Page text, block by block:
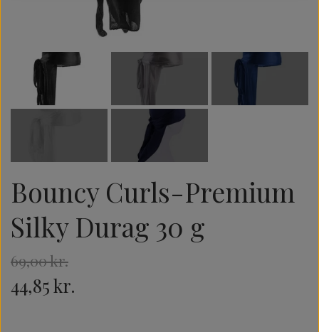
Bouncy Curls-Premium
Silky Durag 30 g
69,00 kr.
44,85 kr.